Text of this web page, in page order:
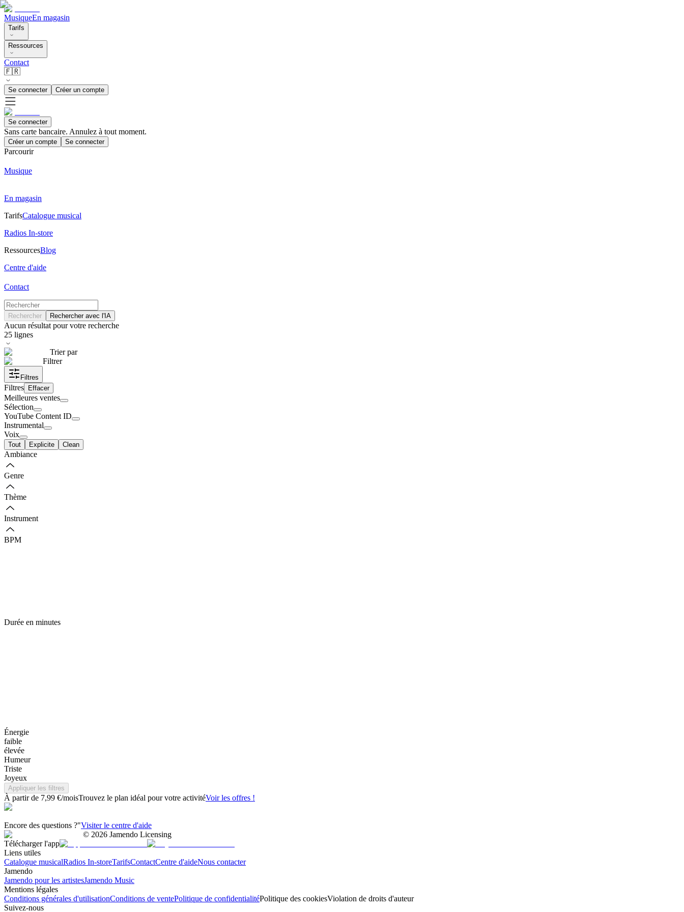
MusiqueEn magasin
Tarifs
Ressources
Contact
🇫🇷
Se connecter Créer un compte
Se connecter
Sans carte bancaire. Annulez à tout moment.
Créer un compte Se connecter
Parcourir
Musique
En magasin
TarifsCatalogue musical
Radios In-store
RessourcesBlog
Centre d'aide
Contact
Rechercher Rechercher avec l'IA
Aucun résultat pour votre recherche
25 lignes
Trier par
Filtrer
Filtres
Filtres Effacer
Meilleures ventes
Sélection
YouTube Content ID
Instrumental
Voix
Tout Explicite Clean
Ambiance
Genre
Thème
Instrument
BPM
Durée en minutes
Énergie
faible
élevée
Humeur
Triste
Joyeux
Appliquer les filtres
À partir de 7,99 €/moisTrouvez le plan idéal pour votre activitéVoir les offres !
Encore des questions ?"Visiter le centre d'aide
© 2026 Jamendo Licensing
Télécharger l'app
Liens utiles
Catalogue musicalRadios In-storeTarifsContactCentre d'aideNous contacter
Jamendo
Jamendo pour les artistesJamendo Music
Mentions légales
Conditions générales d'utilisationConditions de ventePolitique de confidentialitéPolitique des cookiesViolation de droits d'auteur
Suivez-nous